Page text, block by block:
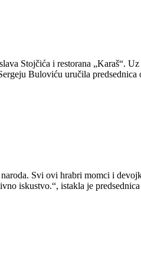
Stojčića i restorana „Karaš“.
Buloviću uručila
Svi ovi hrabri momci i
iskustvo.“, istakla je